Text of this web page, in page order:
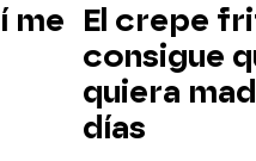
me El crepe
consigue
quiera
días